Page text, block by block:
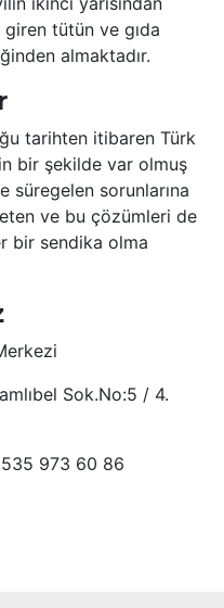
tütün ve gıda
almaktadır.
tarihten itibaren Türk
bir şekilde var olmuş
süregelen sorunlarına
ve bu çözümleri de
bir sendika olma
Sok.No:5 / 4.
973 60 86